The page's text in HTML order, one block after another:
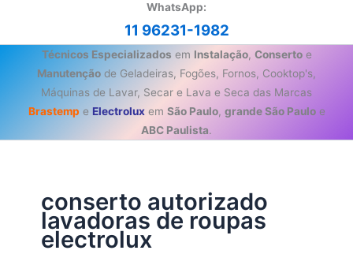
WhatsApp:
11 96231-1982
Técnicos Especializados em Instalação, Consertoe
Manutenção de Geladeiras, Fogões, Fornos, Cooktop's,
Máquinas de Lavar, Secar e Lava e Seca das Marcas
Brastemp e Electroluxem São Paulo, grande São Pauloe
ABC Paulista.
conserto autorizado
lavadoras de roupas
electrolux